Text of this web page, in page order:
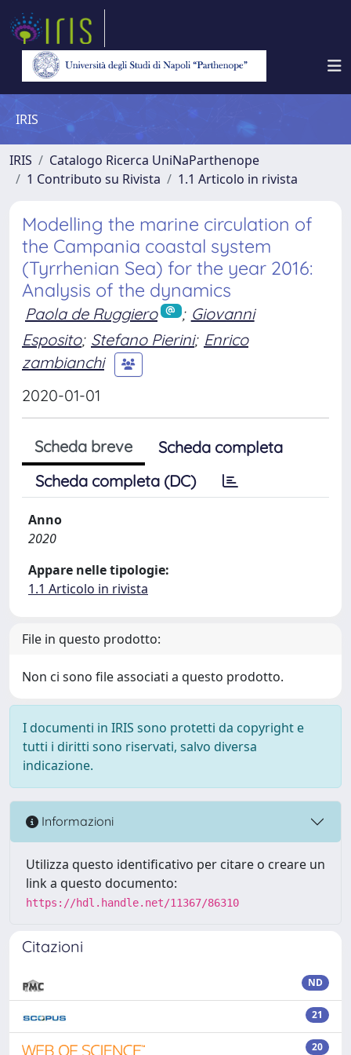
IRIS
IRIS
Catalogo Ricerca UniNaParthenope
1 Contributo su Rivista
1.1 Articolo in rivista
Modelling the marine circulation of
the Campania coastal system
(Tyrrhenian Sea) for the year 2016:
Analysis of the dynamics
Paola de Ruggiero ; Giovanni
Esposito; Stefano Pierini; Enrico
zambianchi
2020-01-01
Scheda breve
Scheda completa
Scheda completa (DC)
Anno
2020
Appare nelle tipologie:
1.1 Articolo in rivista
File in questo prodotto:
Non ci sono file associati a questo prodotto.
I documenti in IRIS sono protetti da copyright e
tutti i diritti sono riservati, salvo diversa
indicazione.
Informazioni
Utilizza questo identificativo per citare o creare un
link a questo documento:
https://hdl.handle.net/11367/86310
Citazioni
ND
21
20